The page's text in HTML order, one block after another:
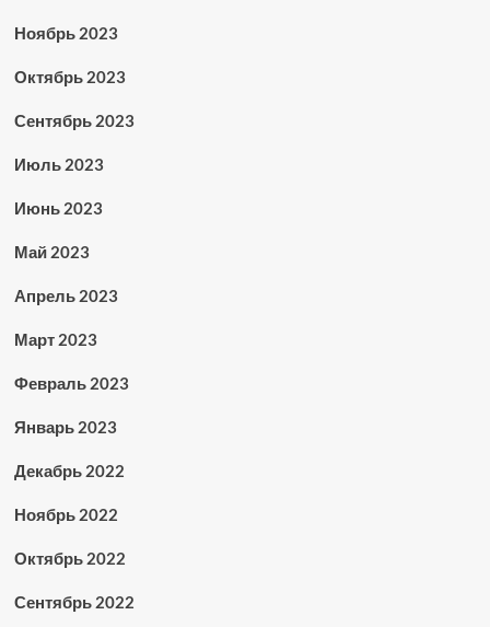
Ноябрь 2023
Октябрь 2023
Сентябрь 2023
Июль 2023
Июнь 2023
Май 2023
Апрель 2023
Март 2023
Февраль 2023
Январь 2023
Декабрь 2022
Ноябрь 2022
Октябрь 2022
Сентябрь 2022